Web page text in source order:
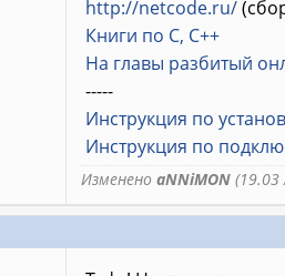
http://netcode.ru/
Книги по С, С++
На главы разбитый
-----
Инструкция по
Инструкция по
Изменено aNNiMON(19.03